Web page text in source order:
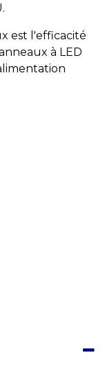
est l'efficacité
à LED